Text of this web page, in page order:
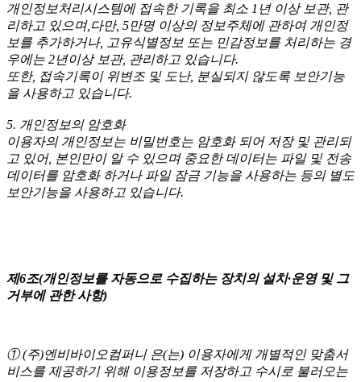
개인정보처리시스템에 접속한 기록을 최소 1년 이상 보관, 관
리하고 있으며,다만, 5만명 이상의 정보주체에 관하여 개인정
보를 추가하거나, 고유식별정보 또는 민감정보를 처리하는 경
우에는 2년이상 보관, 관리하고 있습니다.
또한, 접속기록이 위변조 및 도난, 분실되지 않도록 보안기능
을 사용하고 있습니다.
5. 개인정보의 암호화
이용자의 개인정보는 비밀번호는 암호화 되어 저장 및 관리되
고 있어, 본인만이 알 수 있으며 중요한 데이터는 파일 및 전송
데이터를 암호화 하거나 파일 잠금 기능을 사용하는 등의 별도
보안기능을 사용하고 있습니다.
제6조(개인정보를 자동으로 수집하는 장치의 설치·운영 및 그
거부에 관한 사항)
① (주)엔비바이오컴퍼니 은(는) 이용자에게 개별적인 맞춤서
비스를 제공하기 위해 이용정보를 저장하고 수시로 불러오는